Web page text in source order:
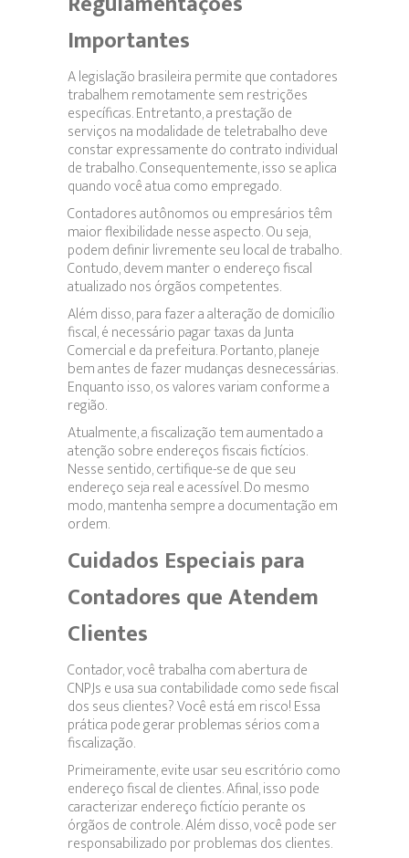
Importantes
A legislação brasileira permite que contadores
trabalhem remotamente sem restrições
específicas. Entretanto, a prestação de
serviços na modalidade de teletrabalho deve
constar expressamente do contrato individual
de trabalho. Consequentemente, isso se aplica
quando você atua como empregado.
Contadores autônomos ou empresários têm
maior flexibilidade nesse aspecto. Ou seja,
podem definir livremente seu local de trabalho.
Contudo, devem manter o endereço fiscal
atualizado nos órgãos competentes.
Além disso, para fazer a alteração de domicílio
fiscal, é necessário pagar taxas da Junta
Comercial e da prefeitura. Portanto, planeje
bem antes de fazer mudanças desnecessárias.
Enquanto isso, os valores variam conforme a
região.
Atualmente, a fiscalização tem aumentado a
atenção sobre endereços fiscais fictícios.
Nesse sentido, certifique-se de que seu
endereço seja real e acessível. Do mesmo
modo, mantenha sempre a documentação em
ordem.
Cuidados Especiais para
Contadores que Atendem
Clientes
Contador, você trabalha com abertura de
CNPJs e usa sua contabilidade como sede fiscal
dos seus clientes? Você está em risco! Essa
prática pode gerar problemas sérios com a
fiscalização.
Primeiramente, evite usar seu escritório como
endereço fiscal de clientes. Afinal, isso pode
caracterizar endereço fictício perante os
órgãos de controle. Além disso, você pode ser
responsabilizado por problemas dos clientes.